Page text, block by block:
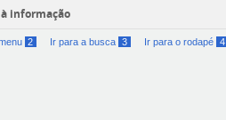
à informação
2 Ir para a busca 3 Ir para o rodapé 4